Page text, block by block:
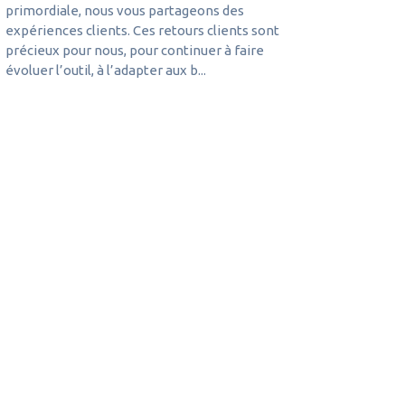
primordiale, nous vous partageons des
expériences clients. Ces retours clients sont
précieux pour nous, pour continuer à faire
évoluer l’outil, à l’adapter aux b...